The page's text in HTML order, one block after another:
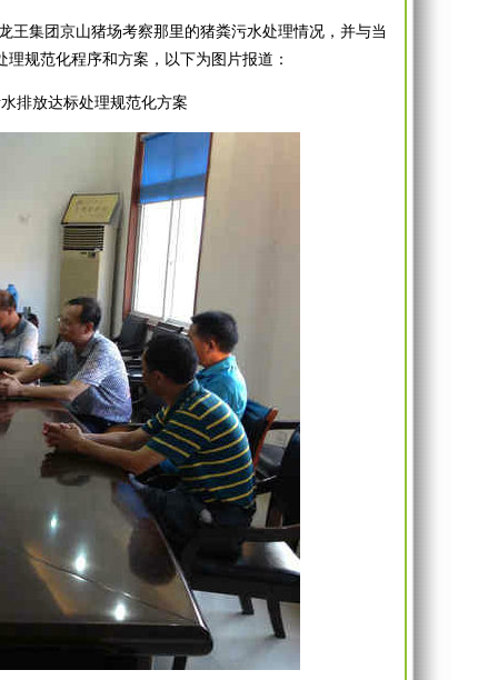
集团京山猪场考察那里的猪粪污水处理情况，并与当
规范化程序和方案，以下为图片报道：
排放达标处理规范化方案